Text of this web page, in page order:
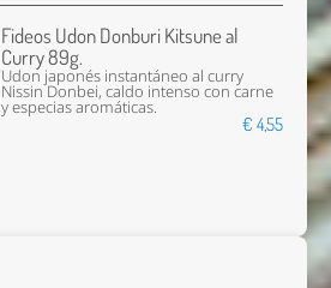
Fideos Udon Donburi Kitsune al
Curry 89g.
Udon japonés instantáneo al curry
Nissin Donbei, caldo intenso con carne
y especias aromáticas.
€ 4,55